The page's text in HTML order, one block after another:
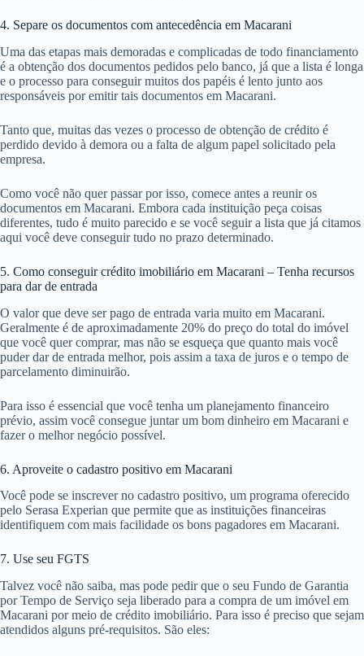
4. Separe os documentos com antecedência em Macarani
Uma das etapas mais demoradas e complicadas de todo financiamento
é a obtenção dos documentos pedidos pelo banco, já que a lista é longa
e o processo para conseguir muitos dos papéis é lento junto aos
responsáveis por emitir tais documentos em Macarani.
Tanto que, muitas das vezes o processo de obtenção de crédito é
perdido devido à demora ou a falta de algum papel solicitado pela
empresa.
Como você não quer passar por isso, comece antes a reunir os
documentos em Macarani. Embora cada instituição peça coisas
diferentes, tudo é muito parecido e se você seguir a lista que já citamos
aqui você deve conseguir tudo no prazo determinado.
5. Como conseguir crédito imobiliário em Macarani – Tenha recursos
para dar de entrada
O valor que deve ser pago de entrada varia muito em Macarani.
Geralmente é de aproximadamente 20% do preço do total do imóvel
que você quer comprar, mas não se esqueça que quanto mais você
puder dar de entrada melhor, pois assim a taxa de juros e o tempo de
parcelamento diminuirão.
Para isso é essencial que você tenha um planejamento financeiro
prévio, assim você consegue juntar um bom dinheiro em Macarani e
fazer o melhor negócio possível.
6. Aproveite o cadastro positivo em Macarani
Você pode se inscrever no cadastro positivo, um programa oferecido
pelo Serasa Experian que permite que as instituições financeiras
identifiquem com mais facilidade os bons pagadores em Macarani.
7. Use seu FGTS
Talvez você não saiba, mas pode pedir que o seu Fundo de Garantia
por Tempo de Serviço seja liberado para a compra de um imóvel em
Macarani por meio de crédito imobiliário. Para isso é preciso que sejam
atendidos alguns pré-requisitos. São eles: